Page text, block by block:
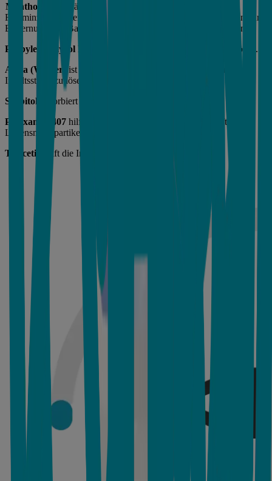
Menthol:
Dieses ätherische Öl ist identisch mit dem in der
Feldminze enthaltenen Menthol und ist für seine Eigenschaften zur
Entfernung von Bakterien und Verringerung von Plaque bekannt.
Propylene Glycol hilft, die ätherischen Öle und Aromen zu lösen.
Aqua (Wasser) ist die Basis des Produkts und hilft, andere
Inhaltsstoffe zu lösen.​
Sorbitol
absorbiert Feuchtigkeit und sorgt für Süße.​
Poloxamer
407 hilft Öle und Wasser zu mischen und hilft
Lebensmittelpartikel/-Rückstände zu entfernen.​
Triacetin
hilft die Inhaltsstoffe zu lösen